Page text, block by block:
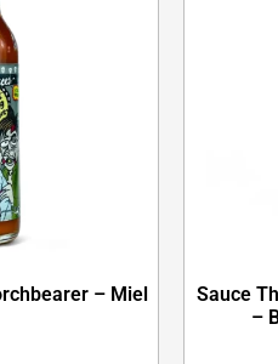
– Miel
Sauce
–